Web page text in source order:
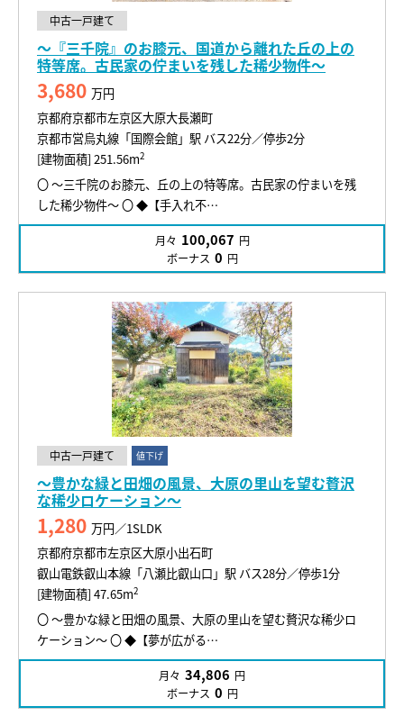
中古一戸建て
～『三千院』のお膝元、国道から離れた丘の上の
特等席。古民家の佇まいを残した稀少物件～
3,680 万円
京都府京都市左京区大原大長瀬町
京都市営烏丸線「国際会館」駅 バス22分／停歩2分
[建物面積] 251.56m2
〇 ～三千院のお膝元、丘の上の特等席。古民家の佇まいを残
した稀少物件～ 〇 ◆【手入れ不…
月々 100,067 円
ボーナス 0 円
中古一戸建て 値下げ
～豊かな緑と田畑の風景、大原の里山を望む贅沢
な稀少ロケーション～
1,280 万円／1SLDK
京都府京都市左京区大原小出石町
叡山電鉄叡山本線「八瀬比叡山口」駅 バス28分／停歩1分
[建物面積] 47.65m2
〇 ～豊かな緑と田畑の風景、大原の里山を望む贅沢な稀少ロ
ケーション～ 〇 ◆【夢が広がる…
月々 34,806 円
ボーナス 0 円